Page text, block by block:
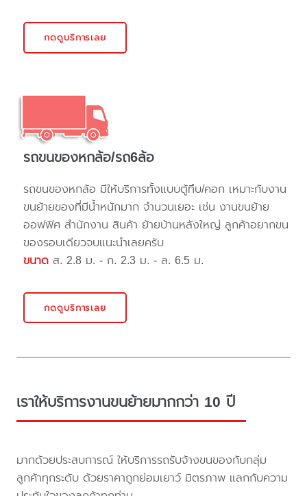
กดดูบริการเลย
รถขนของหกล้อ/รถ6ล้อ
รถขนของหกล้อ มีให้บริการทั้งแบบตู้ทึบ/คอก เหมาะกับงาน
ขนย้ายของที่มีน้ำหนักมาก จำนวนเยอะ เช่น งานขนย้าย
ออฟฟิศ สำนักงาน สินค้า ย้ายบ้านหลังใหญ่ ลูกค้าอยากขน
ของรอบเดียวจบแนะนำเลยครับ
ขนาด ส. 2.8 ม. - ก. 2.3 ม. - ล. 6.5 ม.
กดดูบริการเลย
เราให้บริการงานขนย้ายมากกว่า 10 ปี
มากด้วยประสบการณ์ ให้บริการรถรับจ้างขนของกับกลุ่ม
ลูกค้าทุกระดับ ด้วยราคาถูกย่อมเยาว์ มิตรภาพ แลกกับความ